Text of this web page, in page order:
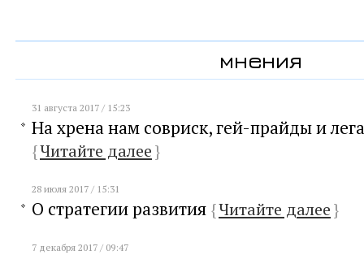
мнения
31 августа 2017 / 15:23
На хрена нам совриск, гей-прайды и
{Читайте далее}
28 июля 2017 / 15:31
О стратегии развития {Читайте далее}
7 декабря 2017 / 09:47